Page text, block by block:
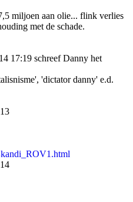
miljoen aan olie... flink verlies
met de schade.
17:19 schreef Danny het
'dictator danny' e.d.